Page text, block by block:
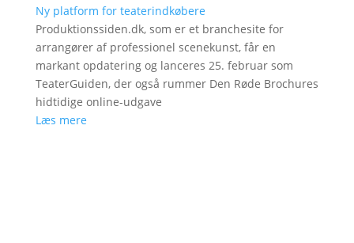
Ny platform for teaterindkøbere
Produktionssiden.dk, som er et branchesite for
arrangører af professionel scenekunst, får en
markant opdatering og lanceres 25. februar som
TeaterGuiden, der også rummer Den Røde Brochures
hidtidige online-udgave
Læs mere